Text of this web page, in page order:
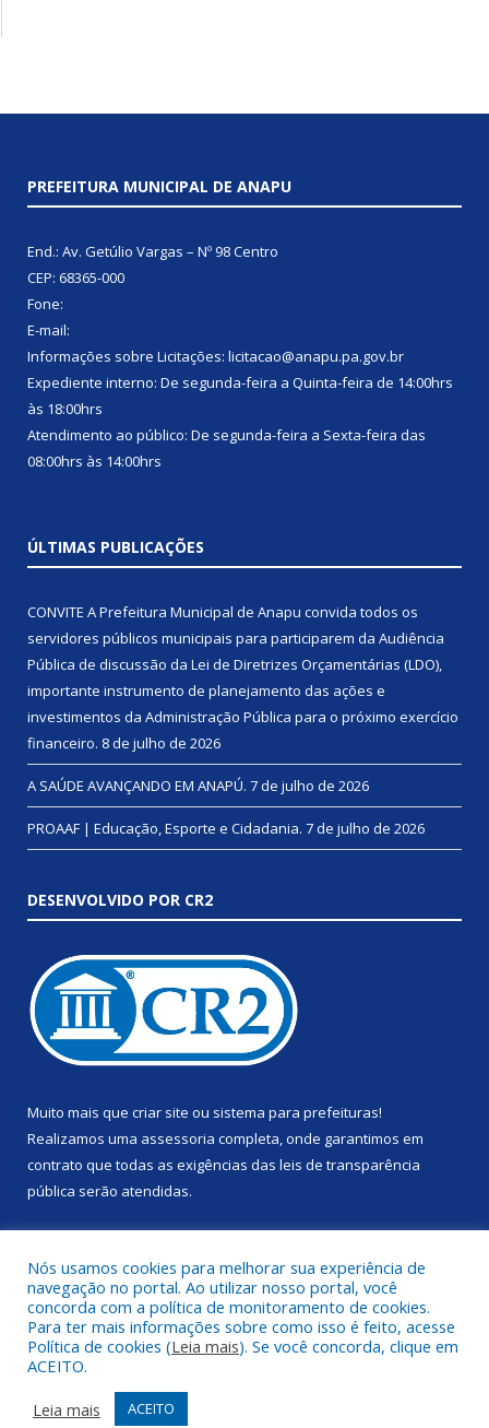
PREFEITURA MUNICIPAL DE ANAPU
End.: Av. Getúlio Vargas – Nº 98 Centro
CEP: 68365-000
Fone:
E-mail:
Informações sobre Licitações: licitacao@anapu.pa.gov.br
Expediente interno: De segunda-feira a Quinta-feira de 14:00hrs
às 18:00hrs
Atendimento ao público: De segunda-feira a Sexta-feira das
08:00hrs às 14:00hrs
ÚLTIMAS PUBLICAÇÕES
CONVITE A Prefeitura Municipal de Anapu convida todos os
servidores públicos municipais para participarem da Audiência
Pública de discussão da Lei de Diretrizes Orçamentárias (LDO),
importante instrumento de planejamento das ações e
investimentos da Administração Pública para o próximo exercício
financeiro. 8 de julho de 2026
A SAÚDE AVANÇANDO EM ANAPÚ. 7 de julho de 2026
PROAAF | Educação, Esporte e Cidadania. 7 de julho de 2026
DESENVOLVIDO POR CR2
Muito mais que criar site ou sistema para prefeituras!
Realizamos uma assessoria completa, onde garantimos em
contrato que todas as exigências das leis de transparência
pública serão atendidas.
Todos os direitos reservados a Prefeitura Municipal de Anapu.
Mapa do Site
Acessar Área Administrativa
Nós usamos cookies para melhorar sua experiência de
navegação no portal. Ao utilizar nosso portal, você
concorda com a política de monitoramento de cookies.
Para ter mais informações sobre como isso é feito, acesse
Política de cookies (Leia mais). Se você concorda, clique em
ACEITO.
Leia mais
ACEITO